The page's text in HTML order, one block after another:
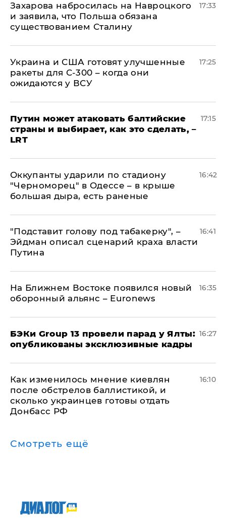
​Захарова набросилась на Навроцкого
и заявила, что Польша обязана
существованием Сталину
17:33
Украина и США готовят улучшенные
ракеты для С-300 – когда они
ожидаются у ВСУ
17:25
Путин может атаковать балтийские
страны и выбирает, как это сделать, –
LRT
17:15
Оккупанты ударили по стадиону
"Черноморец" в Одессе – в крыше
большая дыра, есть раненые
16:42
​"Подставит голову под табакерку", –
Эйдман описал сценарий краха власти
Путина
16:41
На Ближнем Востоке появился новый
оборонный альянс – Euronews
16:35
​БЭКи Group 13 провели парад у Ялты:
опубликованы эксклюзивные кадры
16:27
Как изменилось мнение киевлян
после обстрелов баллистикой, и
сколько украинцев готовы отдать
Донбасс РФ
16:10
Смотреть ещё